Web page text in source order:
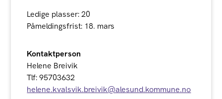
Ledige plasser: 20
Påmeldingsfrist: 18. mars
Kontaktperson
Helene Breivik
Tlf: 95703632
helene.kvalsvik.breivik@alesund.kommune.no